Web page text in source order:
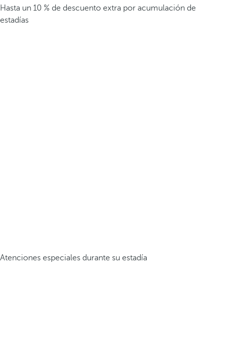
Hasta un 10 % de descuento extra por acumulación de
estadías
Atenciones especiales durante su estadía